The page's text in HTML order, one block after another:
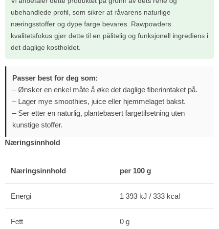
ubehandlede profil, som sikrer at råvarens naturlige
næringsstoffer og dype farge bevares. Rawpowders
kvalitetsfokus gjør dette til en pålitelig og funksjonell ingrediens i
det daglige kostholdet.
Passer best for deg som:
– Ønsker en enkel måte å øke det daglige fiberinntaket på.
– Lager mye smoothies, juice eller hjemmelaget bakst.
– Ser etter en naturlig, plantebasert fargetilsetning uten
kunstige stoffer.
Næringsinnhold
Næringsinnhold per 100 g
Energi 1 393 kJ / 333 kcal
Fett 0 g